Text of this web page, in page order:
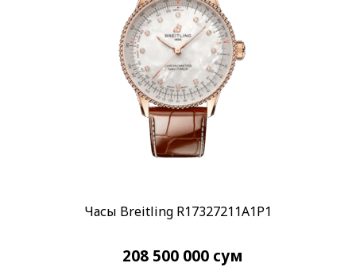
Часы Breitling R17327211A1P1
208 500 000 сум